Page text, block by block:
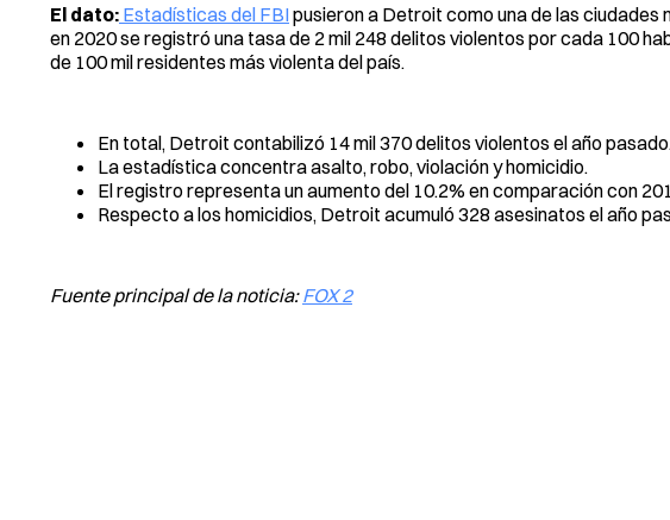
El dato: Estadísticas del FBIpusieron a Detroit como una de las ciudades
en 2020 se registró una tasa de 2 mil 248 delitos violentos por cada 100
de 100 mil residentes más violenta del país.
En total, Detroit contabilizó 14 mil 370 delitos violentos el año pasado.
La estadística concentra asalto, robo, violación y homicidio.
El registro representa un aumento del 10.2% en comparación con
Respecto a los homicidios, Detroit acumuló 328 asesinatos el año
Fuente principal de la noticia:FOX 2